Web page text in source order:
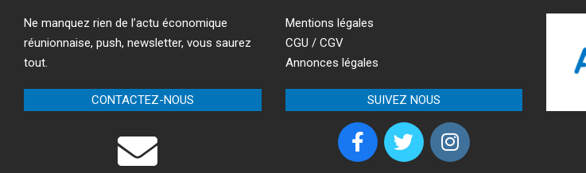
Ne manquez rien de l’actu économique
réunionnaise, push, newsletter, vous saurez
tout.
CONTACTEZ-NOUS
Mentions légales
CGU / CGV
Annonces légales
SUIVEZ NOUS